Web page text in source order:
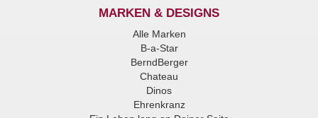
MARKEN & DESIGNS
Alle Marken
B-a-Star
BerndBerger
Chateau
Dinos
Ehrenkranz